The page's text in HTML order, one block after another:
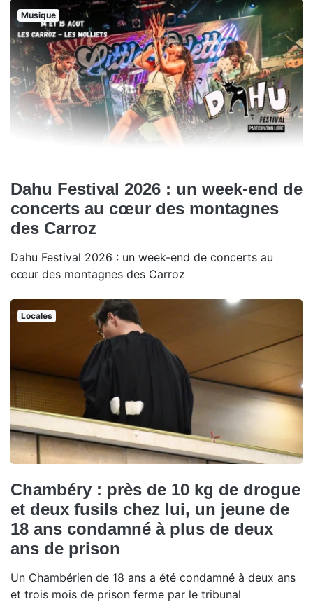
Musique
Dahu Festival 2026 : un week-end de
concerts au cœur des montagnes
des Carroz
Dahu Festival 2026 : un week-end de concerts au
cœur des montagnes des Carroz
Locales
Chambéry : près de 10 kg de drogue
et deux fusils chez lui, un jeune de
18 ans condamné à plus de deux
ans de prison
Un Chambérien de 18 ans a été condamné à deux ans
et trois mois de prison ferme par le tribunal